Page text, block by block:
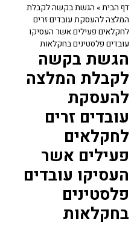
דף הבית» הגשת בקשה לקבלת
המלצה להעסקת עובדים זרים
לחקלאים פעילים אשר העסיקו
עובדים פלסטינים בחקלאות
הגשת בקשה
לקבלת המלצה
להעסקת
עובדים זרים
לחקלאים
פעילים אשר
העסיקו עובדים
פלסטינים
בחקלאות